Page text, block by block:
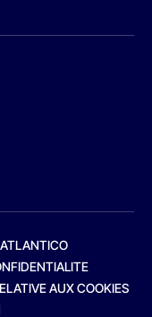
AUX COOKIES